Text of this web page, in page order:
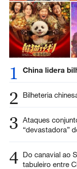
1 China lidera
2 Bilheteria
3 Ataques
“devastadora”
4 Do canavial ao
tabuleiro entre